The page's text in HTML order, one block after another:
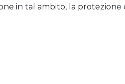
in tal ambito, la